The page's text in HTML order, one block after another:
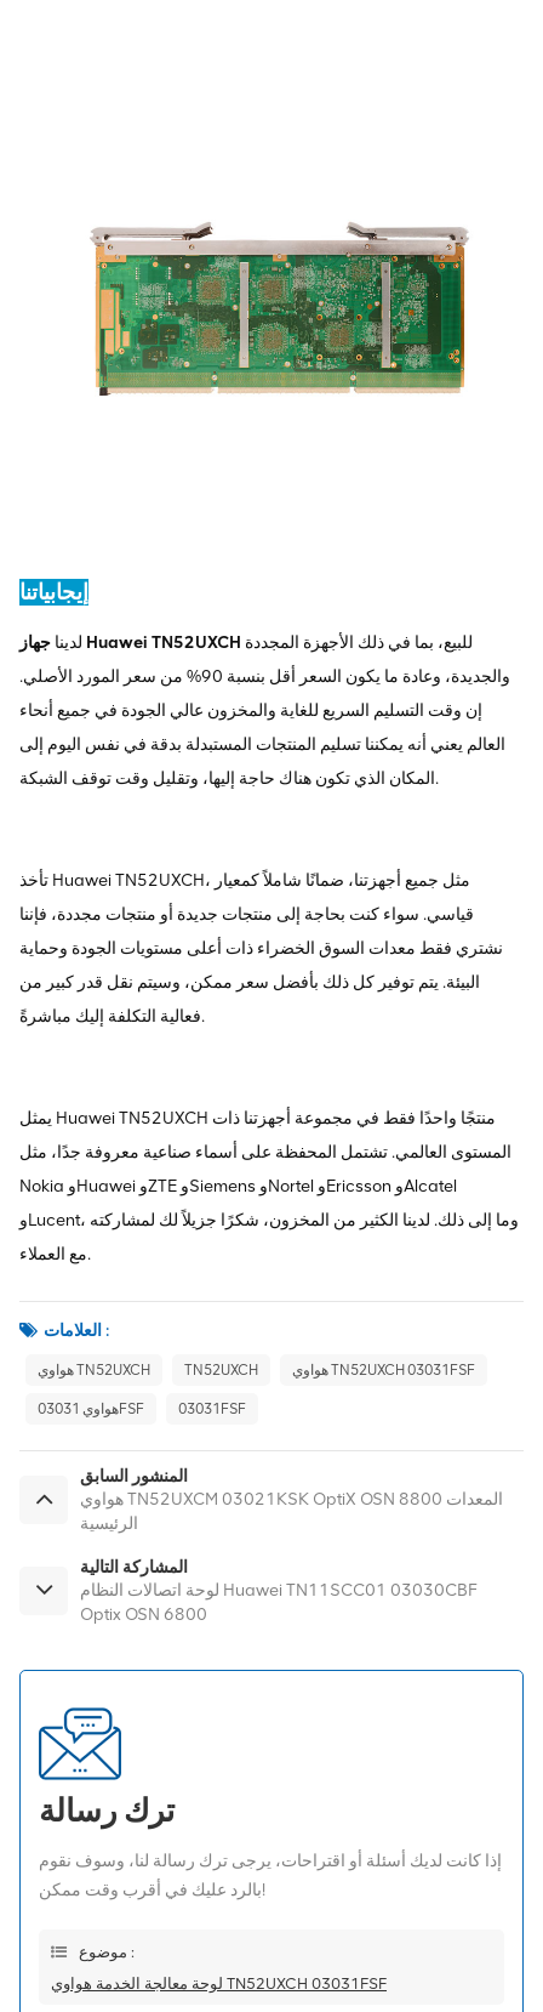
إيجابياتنا
لدينا جهاز Huawei TN52UXCH
والجديدة، وعادة ما يكون السعر أقل بنسبة 90% من سعر المورد الأصلي.
إن وقت التسليم السريع للغاية والمخزون عالي الجودة في جميع أنحاء
العالم يعني أنه يمكننا تسليم المنتجات المستبدلة بدقة في نفس اليوم إلى
المكان الذي تكون هناك حاجة إليها، وتقليل وقت توقف الشبكة.
تأخذ Huawei TN52UXCH، مثل جميع أجهزتنا، ضمانًا شاملاً كمعيار
قياسي. سواء كنت بحاجة إلى منتجات جديدة أو منتجات مجددة، فإننا
نشتري فقط معدات السوق الخضراء ذات أعلى مستويات الجودة وحماية
البيئة. يتم توفير كل ذلك بأفضل سعر ممكن، وسيتم نقل قدر كبير من
فعالية التكلفة إليك مباشرةً.
يمثل Huawei TN52UXCH منتجًا واحدًا فقط في مجموعة أجهزتنا ذات
المستوى العالمي. تشتمل المحفظة على أسماء صناعية معروفة جدًا، مثل
Nokia وHuawei وZTE وSiemens وNortel وEricsson وAlcatel
وLucent، وما إلى ذلك. لدينا الكثير من المخزون، شكرًا جزيلاً لك لمشاركته
مع العملاء.
العلامات :
هواوي TN52UXCH TN52UXCH هواوي TN52UXCH 03031FSF
هواوي 03031FSF 03031FSF
المنشور السابق
هواوي TN52UXCM 03021KSK OptiX OSN 8800 المعدات
الرئيسية
المشاركة التالية
لوحة اتصالات النظام Huawei TN11SCC01 03030CBF
Optix OSN 6800
ترك رسالة
إذا كانت لديك أسئلة أو اقتراحات، يرجى ترك رسالة لنا، وسوف نقوم
بالرد عليك في أقرب وقت ممكن!
موضوع :
لوحة معالجة الخدمة هواوي TN52UXCH 03031FSF